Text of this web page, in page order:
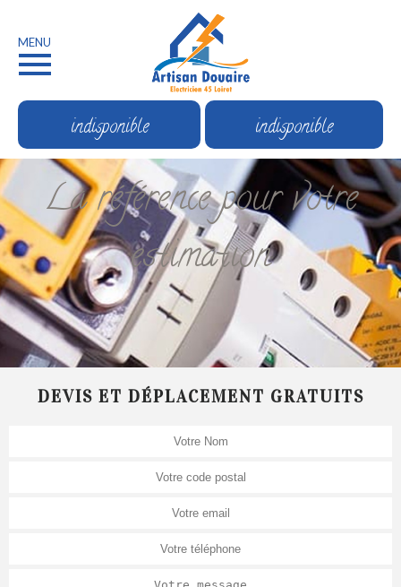
MENU
indisponible indisponible
La référence pour votre
estimation
DEVIS ET DÉPLACEMENT GRATUITS